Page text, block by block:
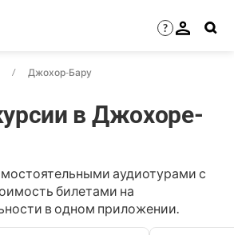
?
Джохор-Бару
в Джохоре-
аудиотурами с
билетами на
в одном приложении.